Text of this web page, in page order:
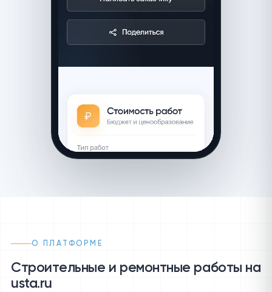
О ПЛАТФОРМЕ
Строительные и ремонтные работы на
usta.ru